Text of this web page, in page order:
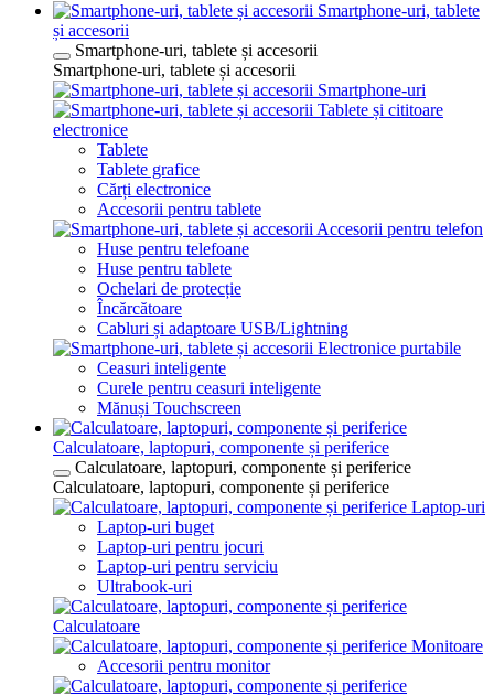
Smartphone-uri, tablete
și accesorii
Smartphone-uri, tablete și accesorii
Smartphone-uri, tablete și accesorii
Smartphone-uri
Tablete și cititoare
electronice
Tablete
Tablete grafice
Cărți electronice
Accesorii pentru tablete
Accesorii pentru telefon
Huse pentru telefoane
Huse pentru tablete
Ochelari de protecție
Încărcătoare
Cabluri și adaptoare USB/Lightning
Electronice purtabile
Ceasuri inteligente
Curele pentru ceasuri inteligente
Mănuși Touchscreen
Calculatoare, laptopuri, componente și periferice
Calculatoare, laptopuri, componente și periferice
Calculatoare, laptopuri, componente și periferice
Laptop-uri
Laptop-uri buget
Laptop-uri pentru jocuri
Laptop-uri pentru serviciu
Ultrabook-uri
Calculatoare
Monitoare
Accesorii pentru monitor